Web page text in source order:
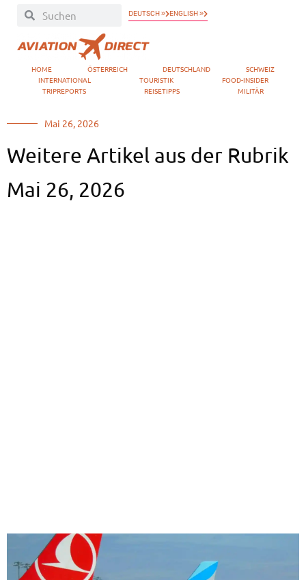
DEUTSCH » ENGLISH »
HOME ÖSTERREICH DEUTSCHLAND
SCHWEIZ
INTERNATIONAL
TOURISTIK
FOOD-INSIDER
TRIPREPORTS
REISETIPPS MILITÄR
Mai 26, 2026
Weitere Artikel aus der Rubrik
Mai 26, 2026